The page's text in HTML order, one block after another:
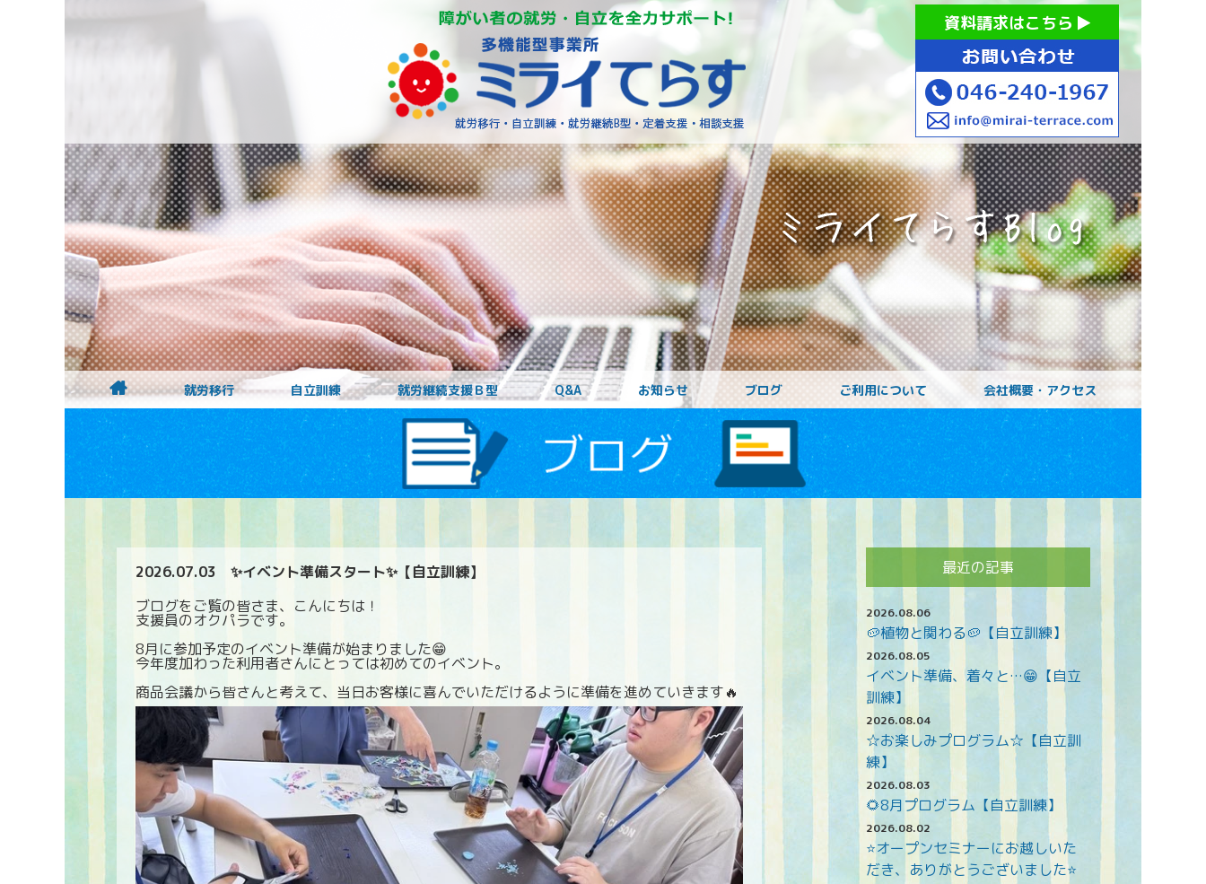
障がいをお持ちの方への就労支援 ミライてらす大和｜就労移行｜就
資料請求はこちら
お子様の
就労移行 自立訓練 就労継続支援Ｂ型 Q&A お知らせ ブログ ご利用について 会社概要・アクセス
2026.07.03
✨イベント準備スタート✨【自立訓練】
ブログをご覧の皆さま、こんにちは！
支援員のオクパラです。
8月に参加予定のイベント準備が始まりました😁
今年度加わった利用者さんにとっては初めてのイベント。
商品会議から皆さんと考えて、当日お客様に喜んでいただけるように準備を進めていきます🔥
最近の記事
2026.08.06
🥔植物と関わる🥔【自立訓練】
2026.08.05
イベント準備、着々と…😁【自立
訓練】
2026.08.04
☆お楽しみプログラム☆【自立訓
練】
2026.08.03
🌻8月プログラム【自立訓練】
2026.08.02
⭐オープンセミナーにお越しいた
だき、ありがとうございました⭐